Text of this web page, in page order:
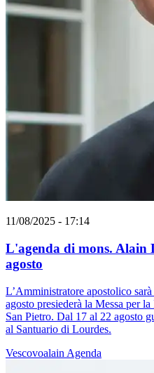
11/08/2025 - 17:14
L'agenda di mons. Alain
agosto
L’Amministratore apostolico
agosto presiederà la Messa per
San Pietro. Dal 17 al 22 agosto
al Santuario di Lourdes.
Vescovoalain Agenda